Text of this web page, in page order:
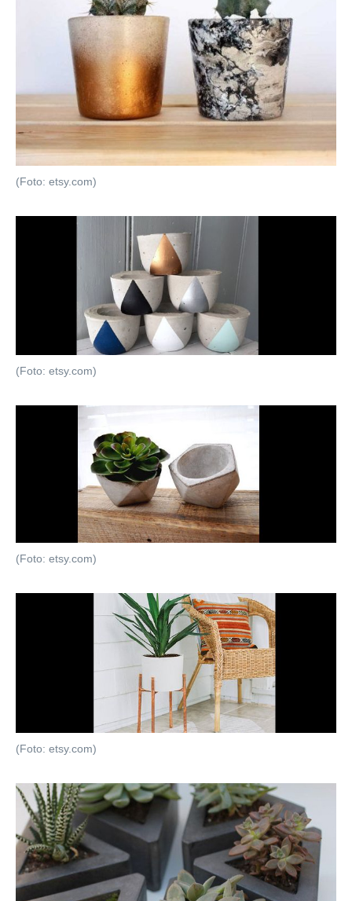
(Foto: etsy.com)
(Foto: etsy.com)
(Foto: etsy.com)
(Foto: etsy.com)